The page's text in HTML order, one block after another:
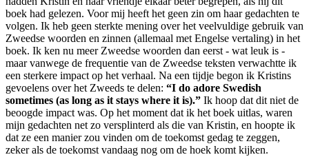
boek had gelezen. Voor mij heeft het geen zin om haar gedachten te
volgen. Ik heb geen sterkte mening over het veelvuldige gebruik van
Zweedse woorden en zinnen (allemaal met Engelse vertaling) in het
boek. Ik ken nu meer Zweedse woorden dan eerst - wat leuk is -
maar vanwege de frequentie van de Zweedse teksten verwachtte ik
een sterkere impact op het verhaal. Na een tijdje begon ik Kristins
gevoelens over het Zweeds te delen: “I do adore Swedish
sometimes (as long as it stays where it is).” Ik hoop dat dit niet de
beoogde impact was. Op het moment dat ik het boek uitlas, waren
mijn gedachten net zo versplinterd als die van Kristin, en hoopte ik
dat ze een manier zou vinden om de toekomst gedag te zeggen,
zeker als de toekomst vandaag nog om de hoek komt kijken.